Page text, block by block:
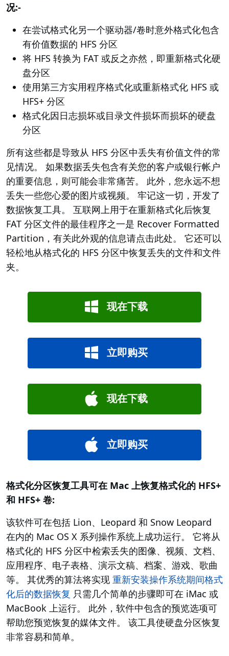
况:-
在尝试格式化另一个驱动器/卷时意外格式化包含
有价值数据的 HFS 分区
将 HFS 转换为 FAT 或反之亦然，即重新格式化硬
盘分区
使用第三方实用程序格式化或重新格式化 HFS 或
HFS+ 分区
格式化因日志损坏或目录文件损坏而损坏的硬盘
分区
所有这些都是导致从 HFS 分区中丢失有价值文件的常
见情况。 如果数据丢失包含有关您的客户或银行帐户
的重要信息，则可能会非常痛苦。 此外，您永远不想
丢失一些您心爱的图片或视频。 牢记这一切，开发了
数据恢复工具。 互联网上用于在重新格式化后恢复
FAT 分区文件的最佳程序之一是 Recover Formatted
Partition，有关此外观的信息请点击此处。 它还可以
轻松地从格式化的 HFS 分区中恢复丢失的文件和文件
夹。
现在下载
立即购买
现在下载
立即购买
格式化分区恢复工具可在 Mac 上恢复格式化的 HFS+
和 HFS+ 卷:
该软件可在包括 Lion、Leopard 和 Snow Leopard
在内的 Mac OS X 系列操作系统上成功运行。 它将从
格式化的 HFS 分区中检索丢失的图像、视频、文档、
应用程序、电子表格、演示文稿、档案、游戏、歌曲
等。 其优秀的算法将实现 重新安装操作系统期间格式
化后的数据恢复 只需几个简单的步骤即可在 iMac 或
MacBook 上运行。 此外，软件中包含的预览选项可
帮助您预览恢复的媒体文件。 该工具使硬盘分区恢复
非常容易和简单。